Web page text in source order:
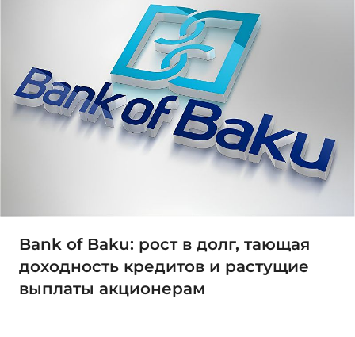
Bank of Baku: рост в долг, тающая
доходность кредитов и растущие
выплаты акционерам